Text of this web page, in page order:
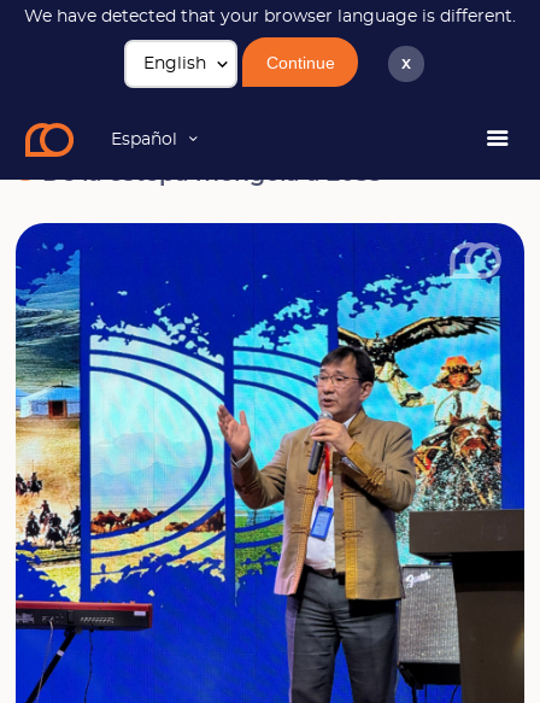
We have detected that your browser language is different.
Continue x
Español
De la estepa mongola a 2033